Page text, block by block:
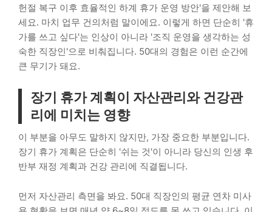
헌절 복구 이후 효율적인 하계 휴가 운영 방안'을 제안해 보
세요. 마치 업무 건의처럼 말이에요. 이렇게 하면 단순히 '휴
가를 쓰고 싶다'는 인상이 아니라 '조직 운영을 생각하는 성
숙한 직장인'으로 비춰집니다. 50대의 경험은 이런 순간에
큰 무기가 돼요.
장기 휴가 계획이 자산관리와 건강관
리에 미치는 영향
이 부분을 아무도 말하지 않지만, 가장 중요한 부분입니다.
장기 휴가 계획은 단순히 '쉬는 것'이 아니라 당신의 인생 후
반부 재정 계획과 건강 관리에 직결됩니다.
먼저 자산관리 측면을 봐요. 50대 직장인의 평균 연차 미사